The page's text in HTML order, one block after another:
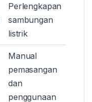
Perlengkapan
sambungan
listrik
Manual
pemasangan
dan
penggunaan